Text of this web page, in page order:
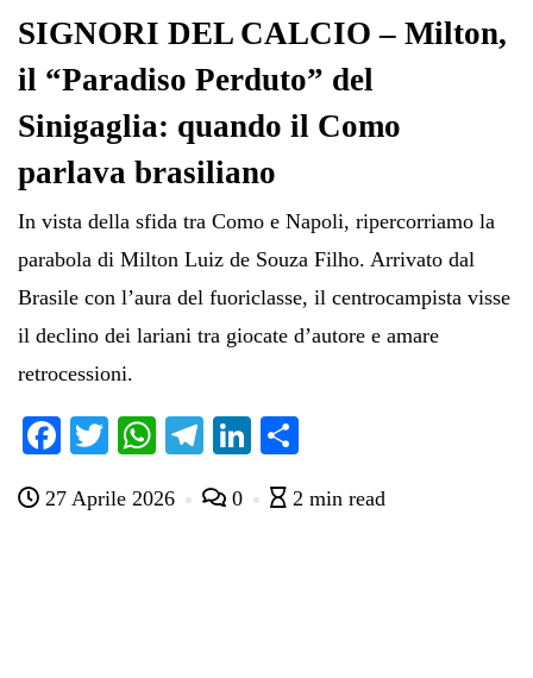
SIGNORI DEL CALCIO – Milton,
il “Paradiso Perduto” del
Sinigaglia: quando il Como
parlava brasiliano
In vista della sfida tra Como e Napoli, ripercorriamo la
parabola di Milton Luiz de Souza Filho. Arrivato dal
Brasile con l’aura del fuoriclasse, il centrocampista visse
il declino dei lariani tra giocate d’autore e amare
retrocessioni.
Fa
bo
T
tte
W
ts
Te
gr
Li
ed di
27 Aprile 2026 0 2 min read